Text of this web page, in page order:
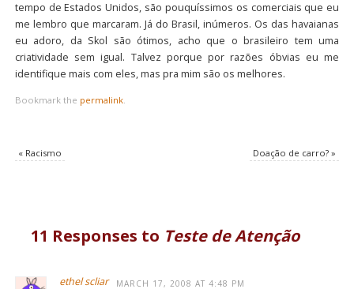
tempo de Estados Unidos, são pouquíssimos os comerciais que eu
me lembro que marcaram. Já do Brasil, inúmeros. Os das havaianas
eu adoro, da Skol são ótimos, acho que o brasileiro tem uma
criatividade sem igual. Talvez porque por razões óbvias eu me
identifique mais com eles, mas pra mim são os melhores.
Bookmark the permalink.
«Racismo Doação de carro?»
11 Responses to Teste de Atenção
ethel scliar MARCH 17, 2008 AT 4:48 PM